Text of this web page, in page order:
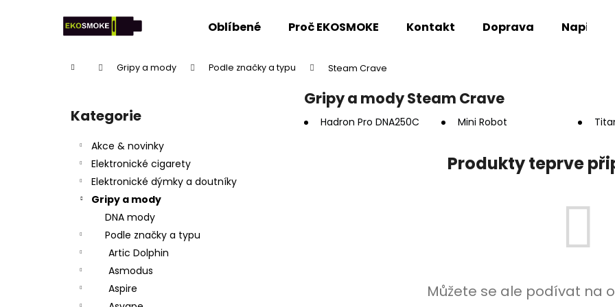
Oblíbené Proč EKOSMOKE Kontakt Doprava Napište
Domů Gripy a mody Podle značky a typu Steam Crave
Přeskočit
kategorie
Kategorie
Akce & novinky
Elektronické cigarety
Elektronické dýmky a doutníky
Gripy a mody
DNA mody
Podle značky a typu
Artic Dolphin
Asmodus
Aspire
Gripy a mody Steam Crave
Hadron Pro DNA250C Mini Robot
Produkty teprve
Můžete se ale podívat na
Zpět
Zpět
Co potřebujete najít?